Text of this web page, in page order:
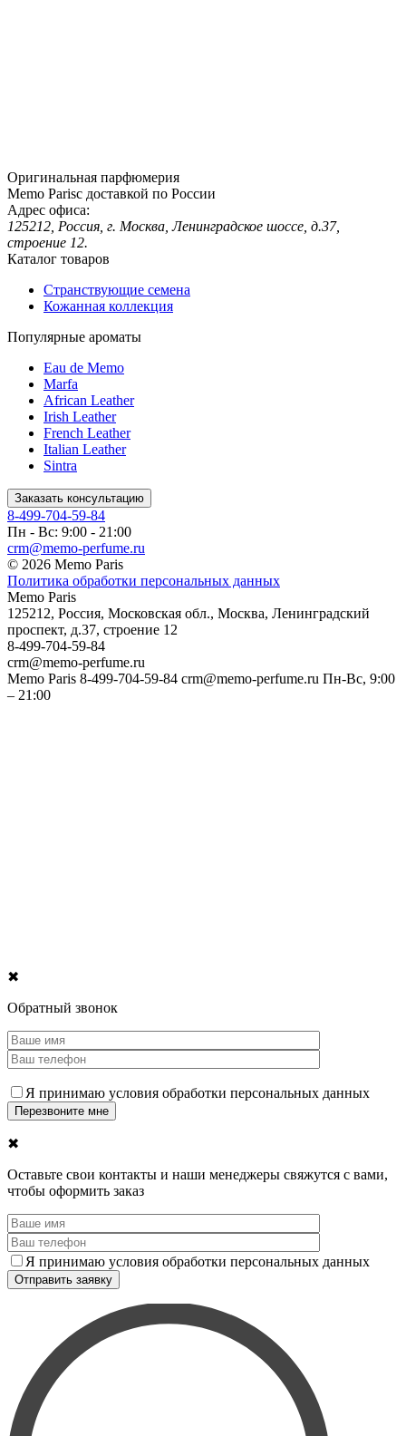
Оригинальная парфюмерия
Memo Parisс доставкой по России
Адрес офиса:
125212, Россия, г. Москва, Ленинградское шоссе, д.37,
строение 12.
Каталог товаров
Странствующие семена
Кожанная коллекция
Популярные ароматы
Eau de Memo
Marfa
African Leather
Irish Leather
French Leather
Italian Leather
Sintra
Заказать консультацию
8-499-704-59-84
Пн - Вс: 9:00 - 21:00
crm@memo-perfume.ru
© 2026 Memo Paris
Политика обработки персональных данных
Memo Paris
125212, Россия, Московская обл., Москва, Ленинградский
проспект, д.37, строение 12
8-499-704-59-84
crm@memo-perfume.ru
Memo Paris 8-499-704-59-84 crm@memo-perfume.ru Пн-Вс, 9:00
– 21:00
✖
Обратный звонок
Я принимаю условия обработки персональных данных
✖
Оставьте свои контакты и наши менеджеры свяжутся с вами,
чтобы оформить заказ
Я принимаю условия обработки персональных данных